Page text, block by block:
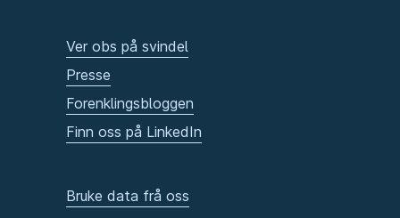
Ver obs på svindel
Presse
Forenklingsbloggen
Finn oss på LinkedIn
Bruke data frå oss